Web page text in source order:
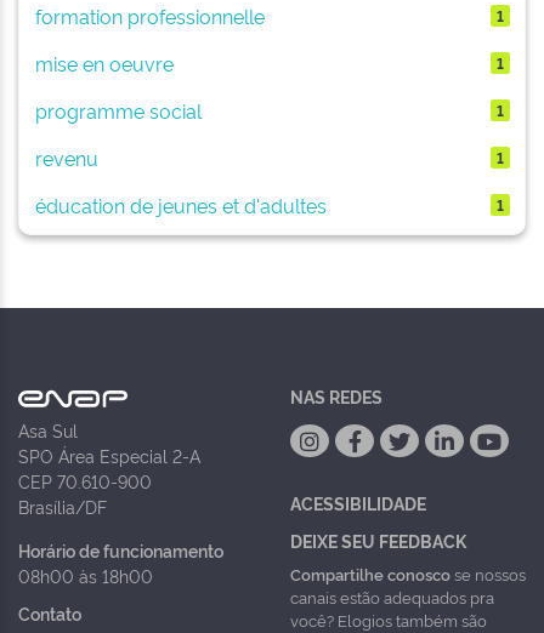
formation professionnelle 1
mise en oeuvre 1
programme social 1
revenu 1
éducation de jeunes et d'adultes 1
Asa Sul
SPO Área Especial 2-A
CEP 70.610-900
Brasília/DF
Horário de funcionamento
08h00 às 18h00
Contato
NAS REDES
ACESSIBILIDADE
DEIXE SEU FEEDBACK
Compartilhe conoscose nossos
canais estão adequados pra
você? Elogios também são